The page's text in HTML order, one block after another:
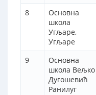
8
Основна
школа
Угљаре,
Угљаре
9
Основна
школа Вељко
Дугошевић
Ранилуг